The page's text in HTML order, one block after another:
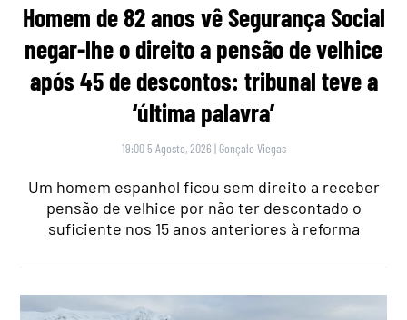
Homem de 82 anos vê Segurança Social
negar-lhe o direito a pensão de velhice
após 45 de descontos: tribunal teve a
‘última palavra’
19:00 5 Agosto, 2026 | Gonçalo Viegas
Um homem espanhol ficou sem direito a receber
pensão de velhice por não ter descontado o
suficiente nos 15 anos anteriores à reforma